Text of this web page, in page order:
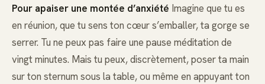
Pour apaiser une montée d’anxiété Imagine que tu es
en réunion, que tu sens ton cœur s’emballer, ta gorge se
serrer. Tu ne peux pas faire une pause méditation de
vingt minutes. Mais tu peux, discrètement, poser ta main
sur ton sternum sous la table, ou même en appuyant ton